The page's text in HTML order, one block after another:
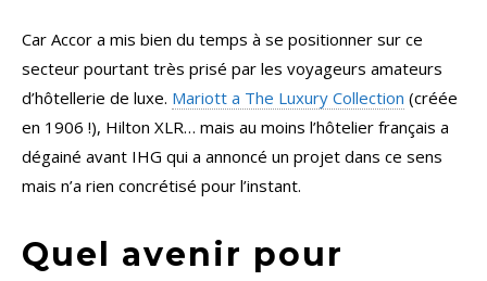
Car Accor a mis bien du temps à se positionner sur ce
secteur pourtant très prisé par les voyageurs amateurs
d’hôtellerie de luxe. Mariott a The Luxury Collection (créée
en 1906 !), Hilton XLR… mais au moins l’hôtelier français a
dégainé avant IHG qui a annoncé un projet dans ce sens
mais n’a rien concrétisé pour l’instant.
Quel avenir pour